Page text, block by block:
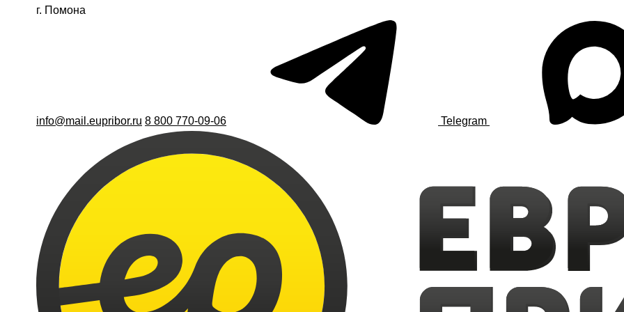
г. Помона
info@mail.eupribor.ru 8 800 770-09-06 Telegram